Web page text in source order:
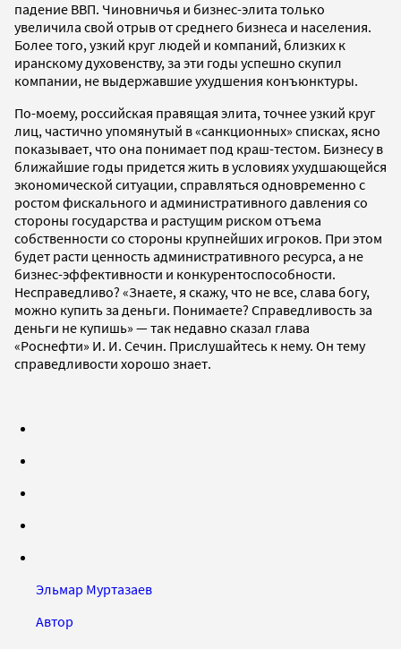
падение ВВП. Чиновничья и бизнес-элита только
увеличила свой отрыв от среднего бизнеса и населения.
Более того, узкий круг людей и компаний, близких к
иранскому духовенству, за эти годы успешно скупил
компании, не выдержавшие ухудшения конъюнктуры.
По-моему, российская правящая элита, точнее узкий круг
лиц, частично упомянутый в «санкционных» списках, ясно
показывает, что она понимает под краш-тестом. Бизнесу в
ближайшие годы придется жить в условиях ухудшающейся
экономической ситуации, справляться одновременно с
ростом фискального и административного давления со
стороны государства и растущим риском отъема
собственности со стороны крупнейших игроков. При этом
будет расти ценность административного ресурса, а не
бизнес-эффективности и конкурентоспособности.
Несправедливо? «Знаете, я скажу, что не все, слава богу,
можно купить за деньги. Понимаете? Справедливость за
деньги не купишь» — так недавно сказал глава
«Роснефти» И. И. Сечин. Прислушайтесь к нему. Он тему
справедливости хорошо знает.
Эльмар Муртазаев
Автор